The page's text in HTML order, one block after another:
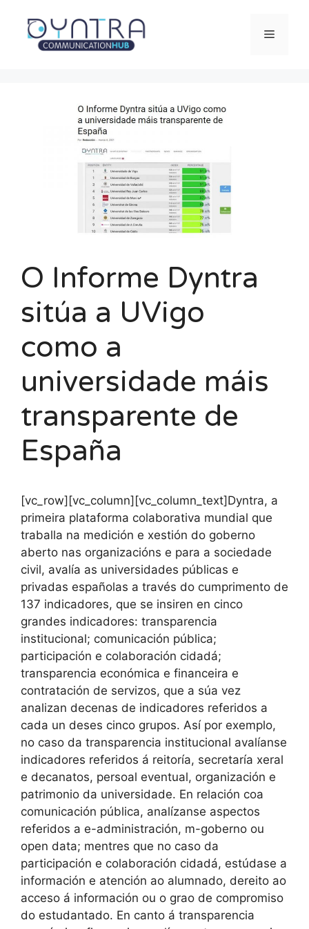
contenido
Menú
O Informe Dyntra
sitúa a UVigo
como a
universidade máis
transparente de
España
[vc_row][vc_column][vc_column_text]Dyntra, a
primeira plataforma colaborativa mundial que
traballa na medición e xestión do goberno
aberto nas organizacións e para a sociedade
civil, avalía as universidades públicas e
privadas españolas a través do cumprimento de
137 indicadores, que se insiren en cinco
grandes indicadores: transparencia
institucional; comunicación pública;
participación e colaboración cidadá;
transparencia económica e financeira e
contratación de servizos, que a súa vez
analizan decenas de indicadores referidos a
cada un deses cinco grupos. Así por exemplo,
no caso da transparencia institucional avalíanse
indicadores referidos á reitoría, secretaría xeral
e decanatos, persoal eventual, organización e
patrimonio da universidade. En relación coa
comunicación pública, analízanse aspectos
referidos a e-administración, m-goberno ou
open data; mentres que no caso da
participación e colaboración cidadá, estúdase a
información e atención ao alumnado, dereito ao
acceso á información ou o grao de compromiso
do estudantado. En canto á transparencia